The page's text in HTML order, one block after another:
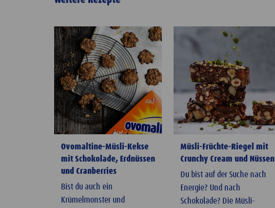
Ovomaltine-Müsli-Kekse
mit Schokolade, Erdnüssen
und Cranberries
Bist du auch ein
Krümelmonster und
Müsli-Früchte-Riegel mit
Crunchy Cream und Nüssen
Du bist auf der Suche nach
Energie? Und nach
Schokolade? Die Müsli-